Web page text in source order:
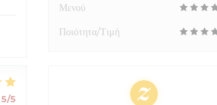
5/5
Μενού
Ποιότητα/Τιμή